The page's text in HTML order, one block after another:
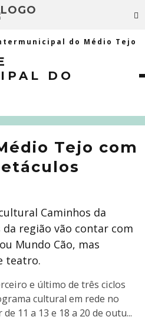
do Médio Tejo
DO
Tejo com
Caminhos da
região vão contar com
Mundo Cão, mas
teatro.
e último de três ciclos
cultural em rede no
11 a 13 e 18 a 20 de outu...